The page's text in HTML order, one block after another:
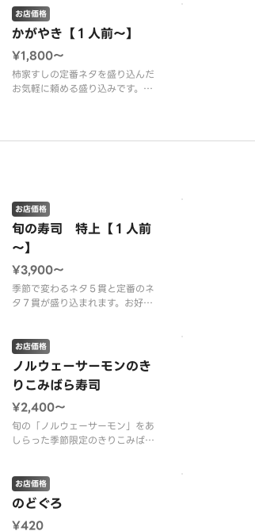
【内容】まぐろ赤身２貫・びんと
ろ２貫・サーモン２貫・つぶ貝・
生たこ・いかしそ・いか・からす
がれい・海老・甘海老・玉子・と
ろたく軍艦・ねぎとろ
かがやき【１人前～】
お店価格
¥1,800〜
柿家すしの定番ネタを盛り込んだ
お気軽に頼める盛り込みです。
ぐろ赤身・いかしそ・びんとろ・
表示されます。
※画像はイメージです。
旬の寿司 特上【１人前
～】
お店価格
¥3,900〜
季節で変わるネタ５貫と定番のネ
タ７貫が盛り込まれます。お好み
美味しくお召し上がりいただけま
す。
【内容】旬のネタ５貫（のどぐ
ろ・ノルウェーサーモン・赤い
か・真あじ・三陸産生たこ）・南
まぐろ中とろ・ま
ノルウェーサーモンのき
りこみばら寿司
お店価格
¥2,400〜
旬の「ノルウェーサーモン」をあ
しらった季節限定のきりこみばら
しみください。
【内容】ノルウェーサーモン・ま
ぐろ・いか・いくら・数の子・刻
のどぐろ
お店価格
¥420